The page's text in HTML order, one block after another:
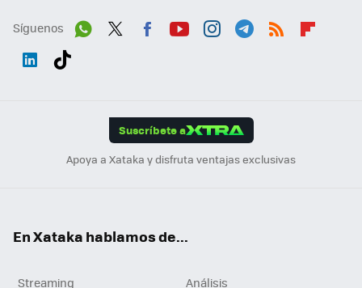
Síguenos
Suscríbete a
Apoya a Xataka y disfruta ventajas exclusivas
En Xataka hablamos de...
Streaming
Análisis